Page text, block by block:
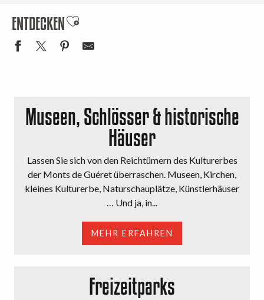
ENTDECKENAjouter aux favoris
Museen, Schlösser & historische
Häuser
Lassen Sie sich von den Reichtümern des Kulturerbes
der Monts de Guéret überraschen. Museen, Kirchen,
kleines Kulturerbe, Naturschauplätze, Künstlerhäuser
… Und ja, in...
MEHR ERFAHREN
Freizeitparks